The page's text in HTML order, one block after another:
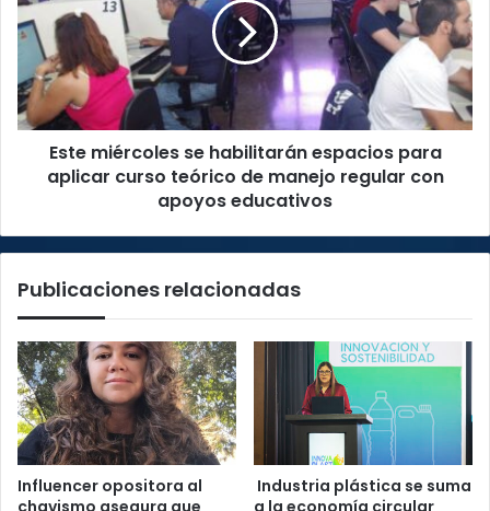
habilitarán
espacios
para
aplicar
curso
teórico
manejo
apoyos
Este miércoles se habilitarán espacios para
aplicar curso teórico de manejo regular con
apoyos educativos
Publicaciones relacionadas
Influencer opositora al
chavismo asegura que
Industria plástica se suma
a la economía circular